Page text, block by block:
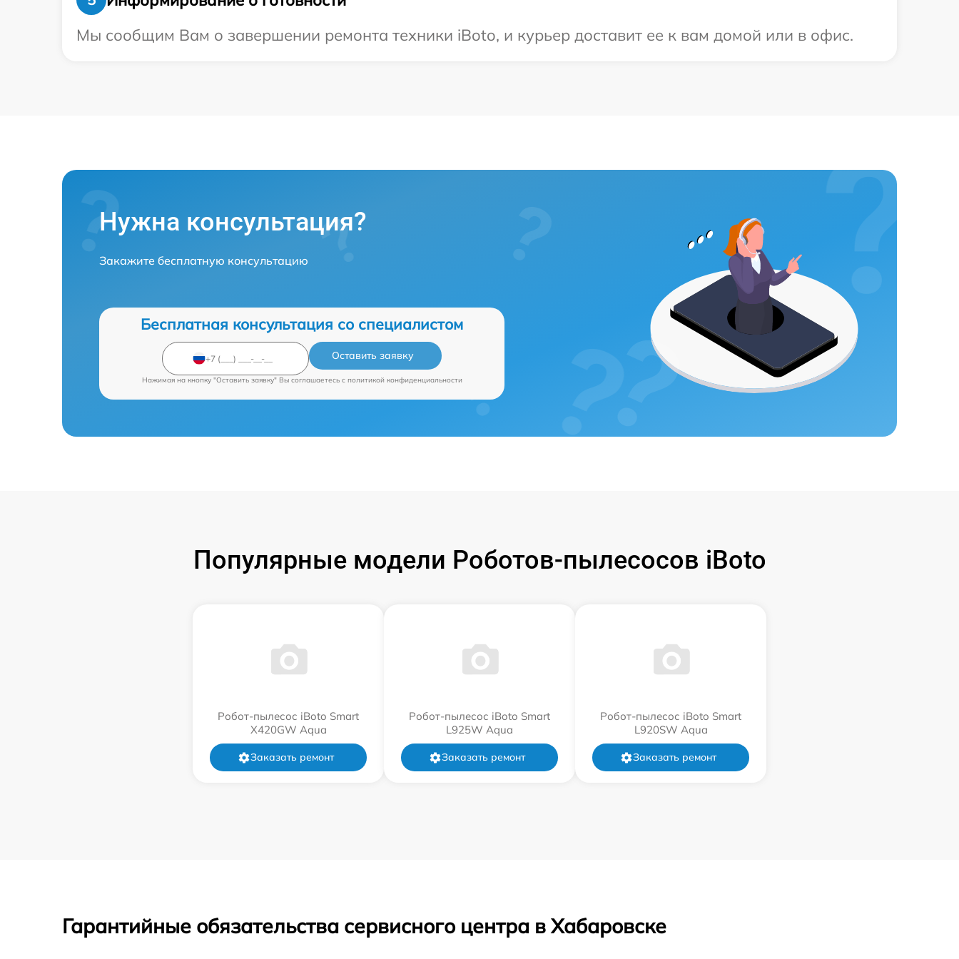
Мы сообщим Вам о завершении ремонта техники iBoto, и курьер доставит ее к вам домой или в офис.
Нужна консультация?
Закажите бесплатную консультацию
Бесплатная консультация со специалистом
Оставить заявку
Нажимая на кнопку "Оставить заявку" Вы соглашаетесь c политикой конфиденциальности
Популярные модели Роботов-пылесосов iBoto
Робот-пылесос iBoto Smart
Х420GW Aqua
Заказать ремонт
Робот-пылесос iBoto Smart
L925W Aqua
Заказать ремонт
Робот-пылесос iBoto Smart
L920SW Aqua
Заказать ремонт
Гарантийные обязательства сервисного центра в Хабаровске